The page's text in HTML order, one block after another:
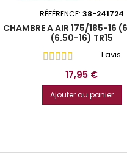
RÉFÉRENCE: 38-241724
CHAMBRE A AIR 175/185-16
(6.50-16) TR15
1 avis
Prix
17,95 €
Ajouter au panier